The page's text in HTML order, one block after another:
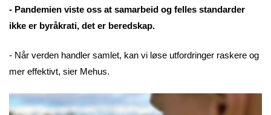
- Pandemien viste oss at samarbeid og felles standarder
ikke er byråkrati, det er beredskap.
- Når verden handler samlet, kan vi løse utfordringer raskere og
mer effektivt, sier Mehus.